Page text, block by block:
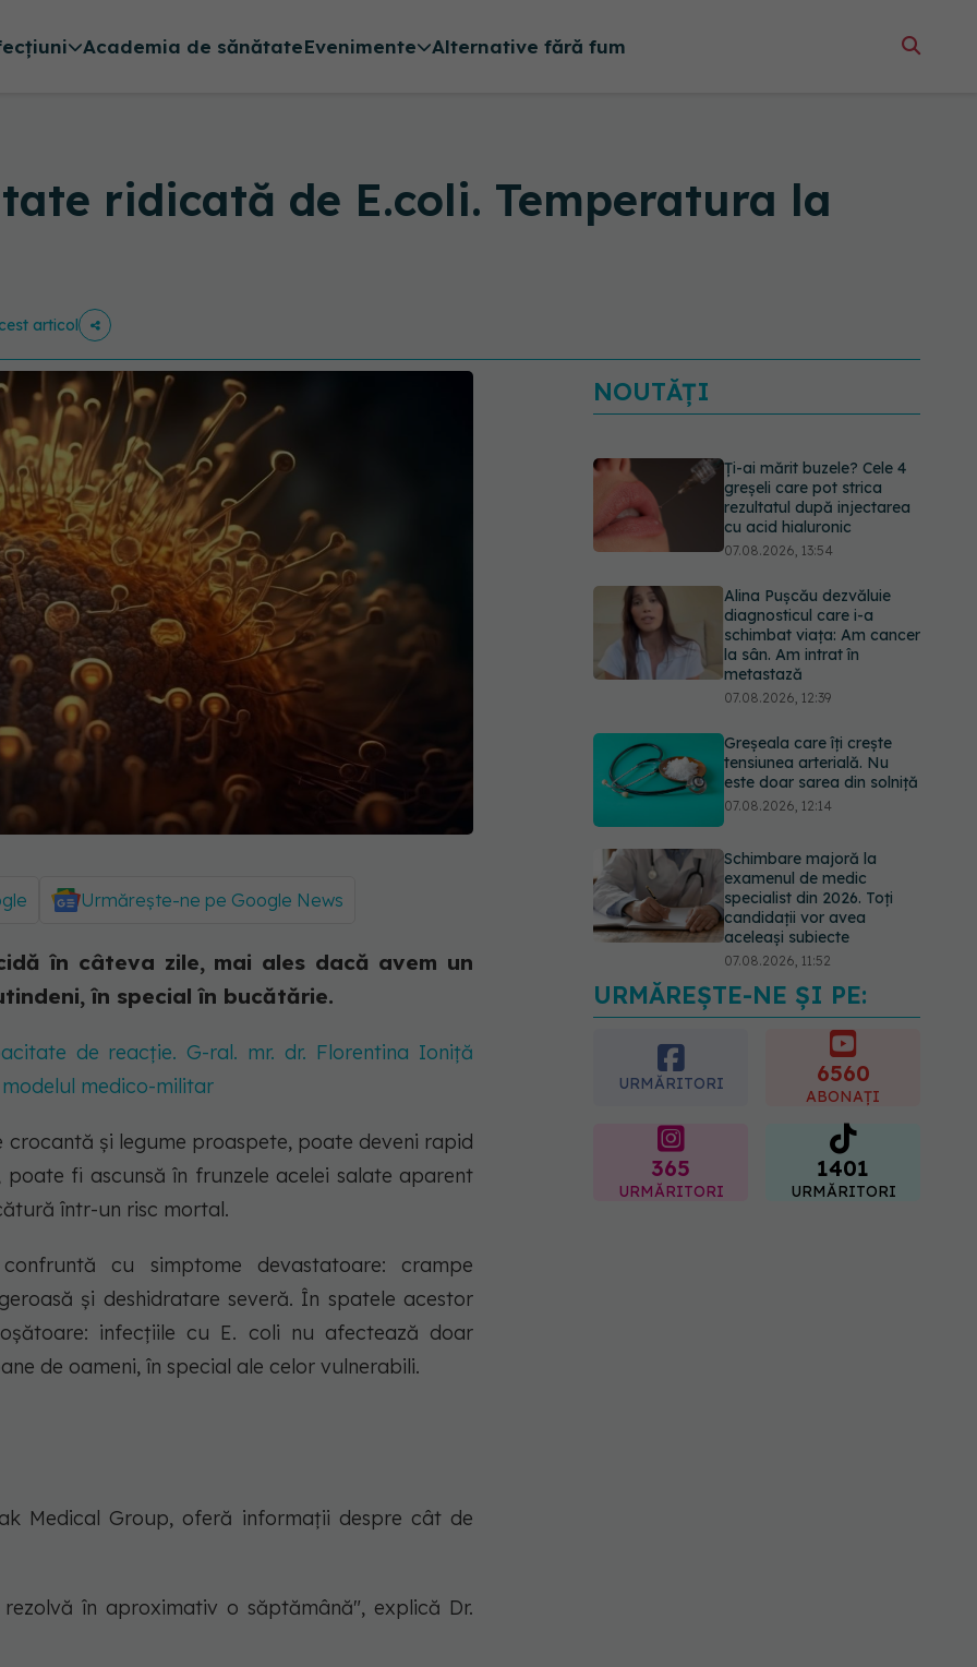
Academia de sănătateEvenimente Alternative fără fum
ridicată de E.coli. Temperatura la
articol
Urmărește-ne pe Google News
în câteva zile, mai ales dacă avem un
în special în bucătărie.
de reacție. G-ral. mr. dr. Florentina Ioniță
medico-militar
crocantă și legume proaspete, poate deveni rapid
fi ascunsă în frunzele acelei salate aparent
într-un risc mortal.
cu simptome devastatoare: crampe
și deshidratare severă. În spatele acestor
infecțiile cu E. coli nu afectează doar
de oameni, în special ale celor vulnerabili.
Medical Group, oferă informații despre cât de
în aproximativ o săptămână", explică Dr.
NOUTĂȚI
Ți-ai mărit buzele? Cele 4
greșeli care pot strica
rezultatul după injectarea
cu acid hialuronic
07.08.2026, 13:54
Alina Pușcău dezvăluie
diagnosticul care i-a
schimbat viața: Am cancer
la sân. Am intrat în
metastază
07.08.2026, 12:39
Greșeala care îți crește
tensiunea arterială. Nu
este doar sarea din solniță
07.08.2026, 12:14
Schimbare majoră la
examenul de medic
specialist din 2026. Toți
candidații vor avea
aceleași subiecte
07.08.2026, 11:52
Cât durează simptomele
URMĂREȘTE-NE ȘI PE:
URMĂRITORI 6560
ABONAȚI
365
URMĂRITORI
1401
URMĂRITORI